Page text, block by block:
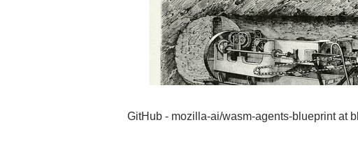
GitHub - mozilla-ai/wasm-agents-blueprint at